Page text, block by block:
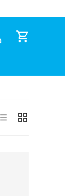
Raster